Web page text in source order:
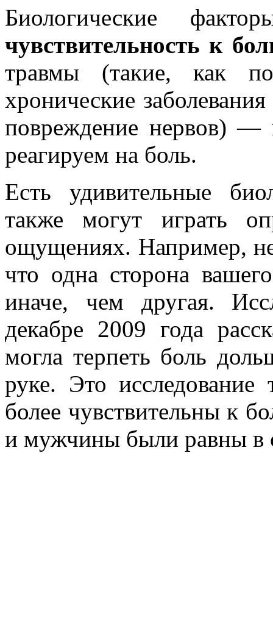
Биологические
чувствительность к
травмы (такие, как
хронические
повреждение нервов) —
реагируем на боль.
Есть удивительные
также могут играть
ощущениях. Например,
что одна сторона
иначе, чем другая.
декабре 2009 года
могла терпеть боль
руке. Это
более чувствительны к
и мужчины были равны в